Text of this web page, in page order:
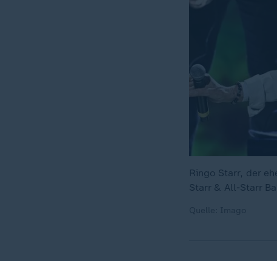
Ringo Starr, der
Starr & All-Starr